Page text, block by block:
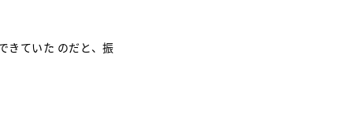
きていた のだと、振